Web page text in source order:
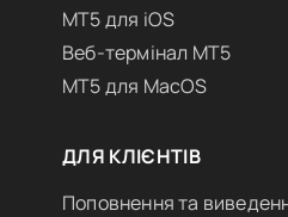
MT5 для iOS
Веб-термінал MT5
MT5 для MacOS
ДЛЯ КЛІЄНТІВ
Поповнення та